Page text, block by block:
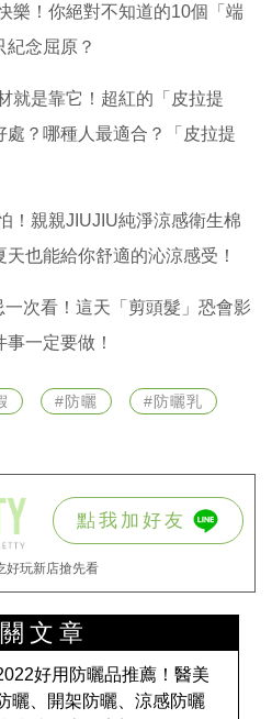
樂！你絕對不知道的10個「端
念屈原？
就是靠它！超紅的「皮拉提
？哪種人最適合？「皮拉提
！親親JIUJIU純淨涼感衛生棉
天也能給你舒適的沁涼感受！
次看！這天「剪頭髮」恐會影
一定要做！
#防曬 #防曬乳
好玩新店搶先看
點我加好友
文章
好用防曬品推薦！醫美
曬、開架防曬、涼感防曬